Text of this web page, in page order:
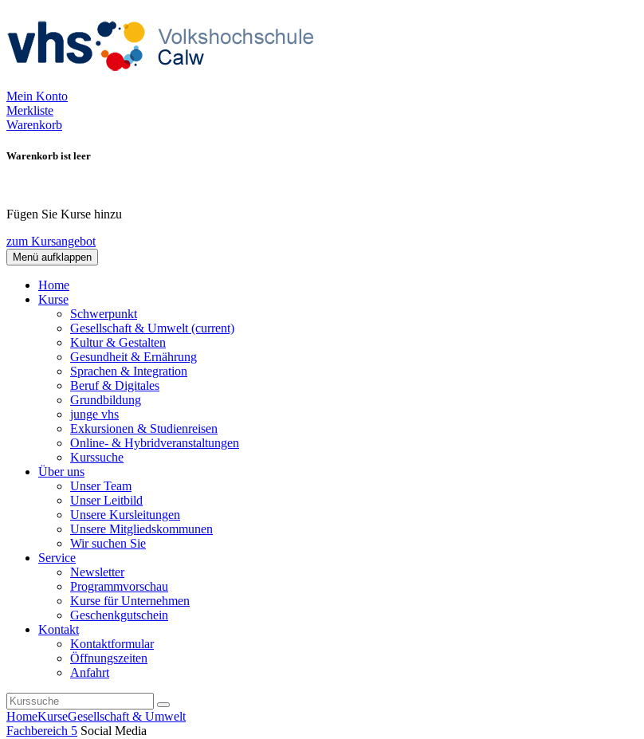
Mein Konto
Merkliste
Warenkorb
Warenkorb ist leer
Fügen Sie Kurse hinzu
zum Kursangebot
Menü aufklappen
Home
Kurse
Schwerpunkt
Gesellschaft & Umwelt (current)
Kultur & Gestalten
Gesundheit & Ernährung
Sprachen & Integration
Beruf & Digitales
Grundbildung
junge vhs
Exkursionen & Studienreisen
Online- & Hybridveranstaltungen
Kurssuche
Über uns
Unser Team
Unser Leitbild
Unsere Kursleitungen
Unsere Mitgliedskommunen
Wir suchen Sie
Service
Newsletter
Programmvorschau
Kurse für Unternehmen
Geschenkgutschein
Kontakt
Kontaktformular
Öffnungszeiten
Anfahrt
HomeKurseGesellschaft & Umwelt
Fachbereich 5 Social Media